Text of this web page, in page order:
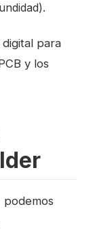
para
y los
podemos